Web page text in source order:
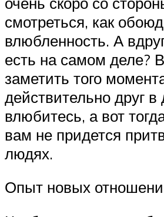
смотреться, как
влюбленность. А
есть на самом деле?
заметить того
действительно друг в
влюбитесь, а вот
вам не придется
людях.
Опыт новых